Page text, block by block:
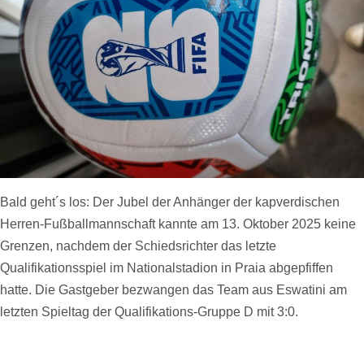
Bald geht´s los: Der Jubel der Anhänger der kapverdischen
Herren-Fußballmannschaft kannte am 13. Oktober 2025 keine
Grenzen, nachdem der Schiedsrichter das letzte
Qualifikationsspiel im Nationalstadion in Praia abgepfiffen
hatte. Die Gastgeber bezwangen das Team aus Eswatini am
letzten Spieltag der Qualifikations-Gruppe D mit 3:0.